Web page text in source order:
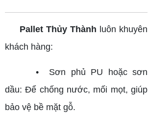
Pallet Thủy Thành luôn khuyên
khách hàng:
• Sơn phủ PU hoặc sơn
dầu: Để chống nước, mối mọt, giúp
bảo vệ bề mặt gỗ.